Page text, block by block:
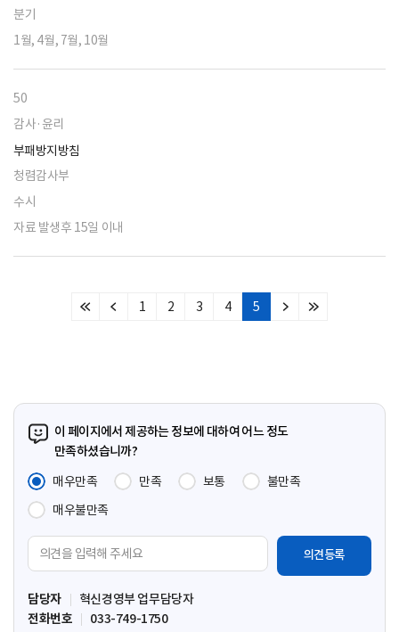
분기
1월, 4월, 7월, 10월
50
감사·윤리
부패방지방침
청렴감사부
수시
자료 발생후 15일 이내
처
이
1 2 3 4 5
다
마
이 페이지에서 제공하는 정보에 대하여 어느 정도
만족하셨습니까?
매우만족
만족 보통
불만족
매우불만족
견
입
력
담당자
혁신경영부 업무담당자
전화번호
033-749-1750